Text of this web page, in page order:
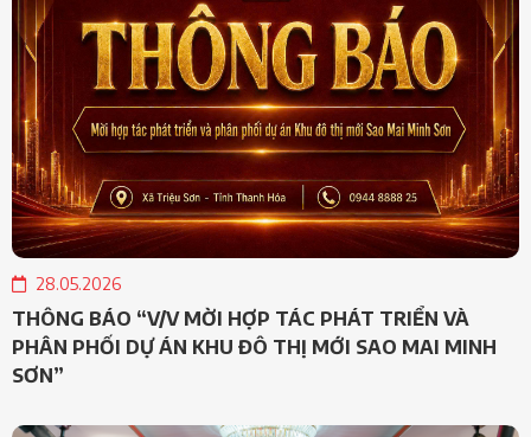
28.05.2026
THÔNG BÁO “V/V MỜI HỢP TÁC PHÁT TRIỂN VÀ
PHÂN PHỐI DỰ ÁN KHU ĐÔ THỊ MỚI SAO MAI MINH
SƠN”